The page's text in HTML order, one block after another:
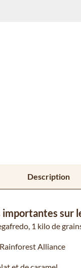
Description
sur
1 kilo de
Alliance